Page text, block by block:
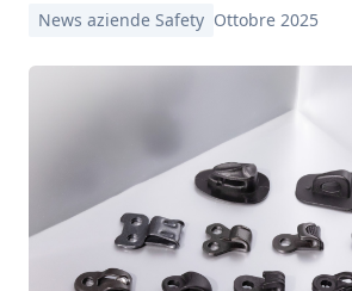
News aziende Safety Ottobre 2025